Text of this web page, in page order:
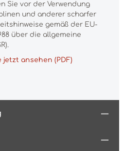
Sie vor der Verwendung
und anderer scharfer
gemäß der EU-
über die allgemeine
ansehen (PDF)